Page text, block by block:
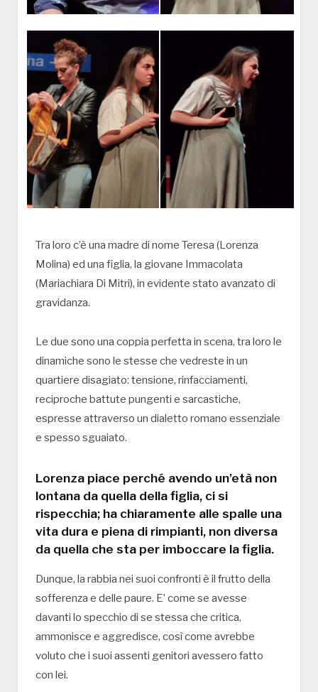
Tra loro c’è una madre di nome Teresa (Lorenza
Molina) ed una figlia, la giovane Immacolata
(Mariachiara Di Mitri), in evidente stato avanzato di
gravidanza.
Le due sono una coppia perfetta in scena, tra loro le
dinamiche sono le stesse che vedreste in un
quartiere disagiato: tensione, rinfacciamenti,
reciproche battute pungenti e sarcastiche,
espresse attraverso un dialetto romano essenziale
e spesso sguaiato.
Lorenza piace perché avendo un’età non
lontana da quella della figlia, ci si
rispecchia; ha chiaramente alle spalle una
vita dura e piena di rimpianti, non diversa
da quella che sta per imboccare la figlia.
Dunque, la rabbia nei suoi confronti è il frutto della
sofferenza e delle paure. E’ come se avesse
davanti lo specchio di se stessa che critica,
ammonisce e aggredisce, così come avrebbe
voluto che i suoi assenti genitori avessero fatto
con lei.